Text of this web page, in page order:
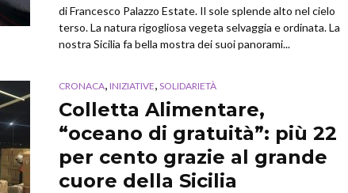
di Francesco Palazzo Estate. Il sole splende alto nel cielo
terso. La natura rigogliosa vegeta selvaggia e ordinata. La
nostra Sicilia fa bella mostra dei suoi panorami...
CRONACA, INIZIATIVE, SOLIDARIETÀ
Colletta Alimentare,
“oceano di gratuità”: più 22
per cento grazie al grande
cuore della Sicilia